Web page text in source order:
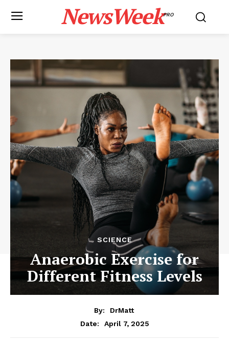
NewsWeekPRO
SCIENCE
Anaerobic Exercise for
Different Fitness Levels
By:
DrMatt
Date:
April 7, 2025